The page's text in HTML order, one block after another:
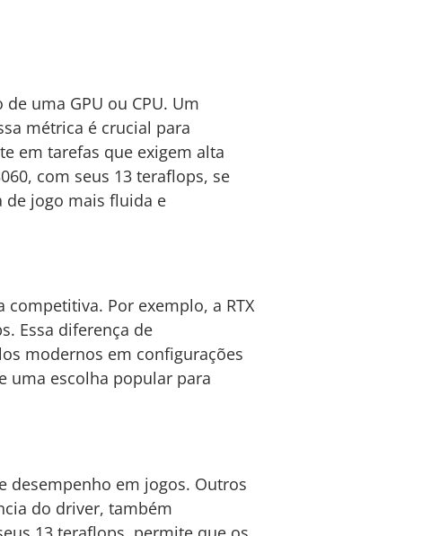
uma GPU ou CPU. Um
métrica é crucial para
em tarefas que exigem alta
com seus 13 teraflops, se
de jogo mais fluida e
Por exemplo, a RTX
Essa diferença de
modernos em configurações
uma escolha popular para
desempenho em jogos. Outros
do driver, também